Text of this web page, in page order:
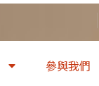
參與我們